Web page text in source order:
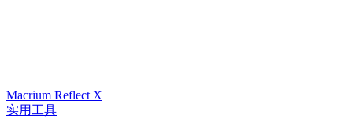
Macrium Reflect X
实用工具